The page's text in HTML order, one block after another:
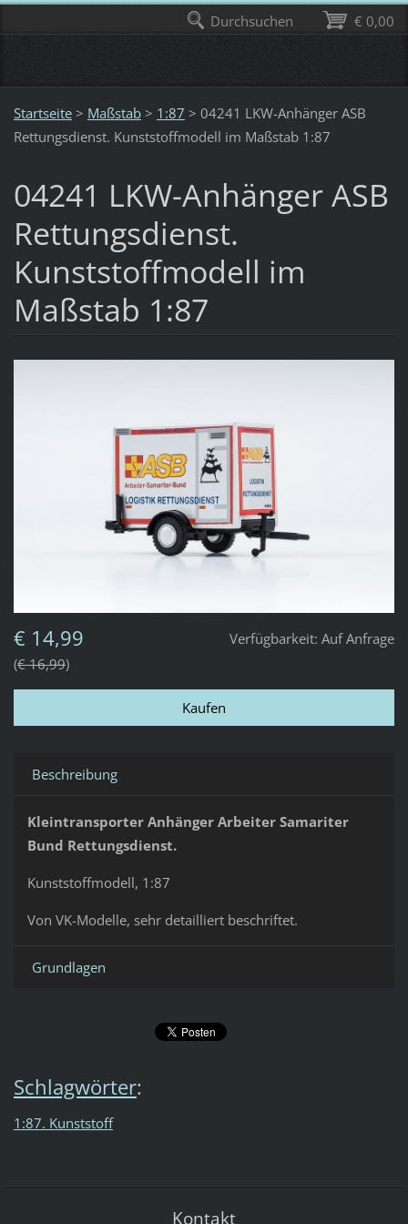
Startseite > Maßstab > 1:87 > 04241 LKW-Anhänger ASB
Rettungsdienst. Kunststoffmodell im Maßstab 1:87
04241 LKW-Anhänger ASB
Rettungsdienst.
Kunststoffmodell im
Maßstab 1:87
Verfügbarkeit: Auf Anfrage
€ 14,99
€ 16,99
Beschreibung
Kleintransporter Anhänger Arbeiter Samariter
Bund Rettungsdienst.
Kunststoffmodell, 1:87
Von VK-Modelle, sehr detailliert beschriftet.
Grundlagen
Schlagwörter:
1:87. Kunststoff
Kontakt
€ 0,00
Durchsuchen